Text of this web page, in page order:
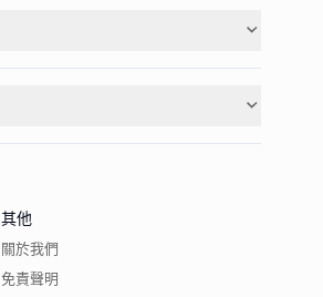
其他
關於我們
免責聲明